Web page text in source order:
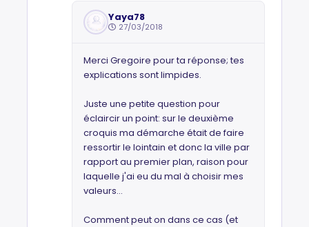
Yaya78
27/03/2018
Merci Gregoire pour ta réponse; tes
explications sont limpides.
Juste une petite question pour
éclaircir un point: sur le deuxième
croquis ma démarche était de faire
ressortir le lointain et donc la ville par
rapport au premier plan, raison pour
laquelle j'ai eu du mal à choisir mes
valeurs...
Comment peut on dans ce cas (et